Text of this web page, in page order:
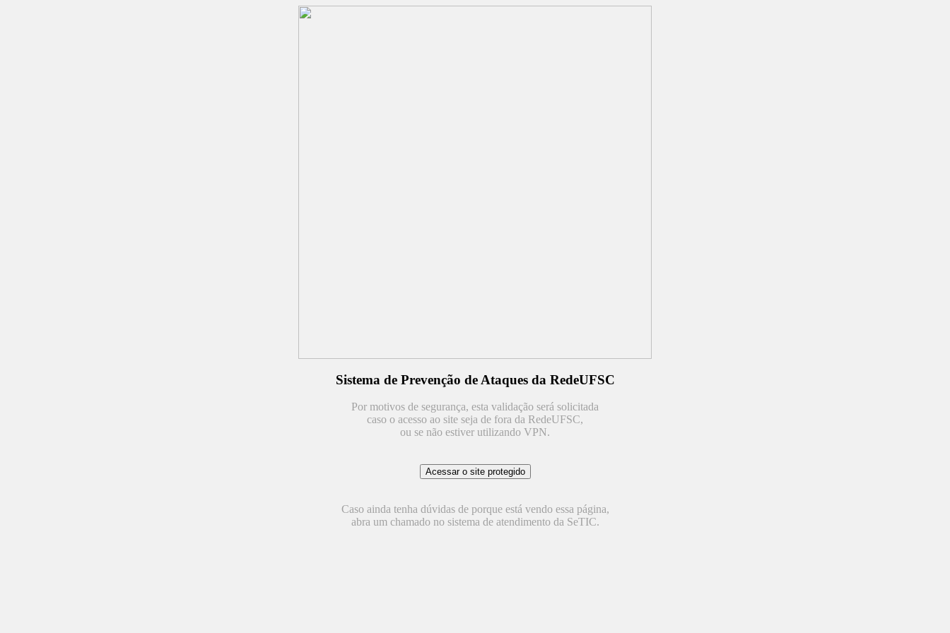
Sistema de Prevenção de Ataques da RedeUFSC
Por motivos de segurança, esta validação será solicitada
caso o acesso ao site seja de fora da RedeUFSC,
ou se não estiver utilizando VPN.
Caso ainda tenha dúvidas de porque está vendo essa página,
abra um chamado no sistema de atendimento da SeTIC.